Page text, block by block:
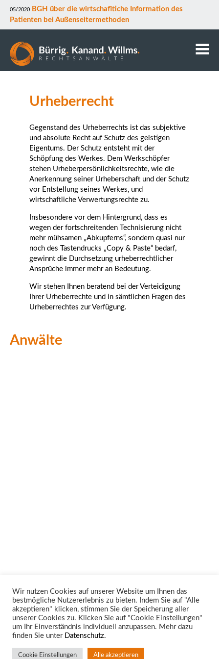
05/2020
BGH über die wirtschafltiche Information des
Patienten bei Außenseitermethoden
Anwälte
Kontakt
Downloads
Datenschutz
Rechtsgebiete
Urheberrecht
Gegenstand des Urheberrechts ist das subjektive
und absolute Recht auf Schutz des geistigen
Eigentums. Der Schutz entsteht mit der
Schöpfung des Werkes. Dem Werkschöpfer
stehen Urheberpersönlichkeitsrechte, wie die
Anerkennung seiner Urheberschaft und der Schutz
vor Entstellung seines Werkes, und
wirtschaftliche Verwertungsrechte zu.
Insbesondere vor dem Hintergrund, dass es
wegen der fortschreitenden Technisierung nicht
mehr mühsamen „Abkupferns“, sondern quasi nur
noch des Tastendrucks „Copy & Paste“ bedarf,
gewinnt die Durchsetzung urheberrechtlicher
Ansprüche immer mehr an Bedeutung.
Wir stehen Ihnen beratend bei der Verteidigung
Ihrer Urheberrechte und in sämtlichen Fragen des
Urheberrechtes zur Verfügung.
Anwälte
Unsere Rechtsgebiete
Wir nutzen Cookies auf unserer Website um Ihnen das
bestmögliche Nutzererlebnis zu bieten. Indem Sie auf "Alle
akzeptieren" klicken, stimmen Sie der Speicherung aller
unserer Cookies zu. Klicken Sie auf "Cookie Einstellungen"
um Ihr Einverständnis individuell anzupassen. Mehr dazu
finden Sie unter Datenschutz.
Cookie Einstellungen Alle akzeptieren